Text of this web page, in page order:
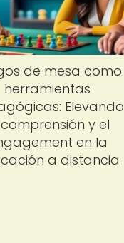
de mesa como
herramientas
Elevando
y el
en la
a distancia